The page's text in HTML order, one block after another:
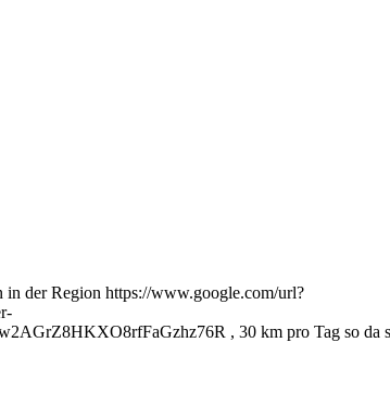
der Region https://www.google.com/url?
, 30 km pro Tag so da